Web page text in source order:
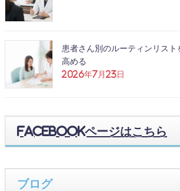
患者さん別のルーティンリスト
高める
2026年7月23日
Facebookページはこちら
ブログ